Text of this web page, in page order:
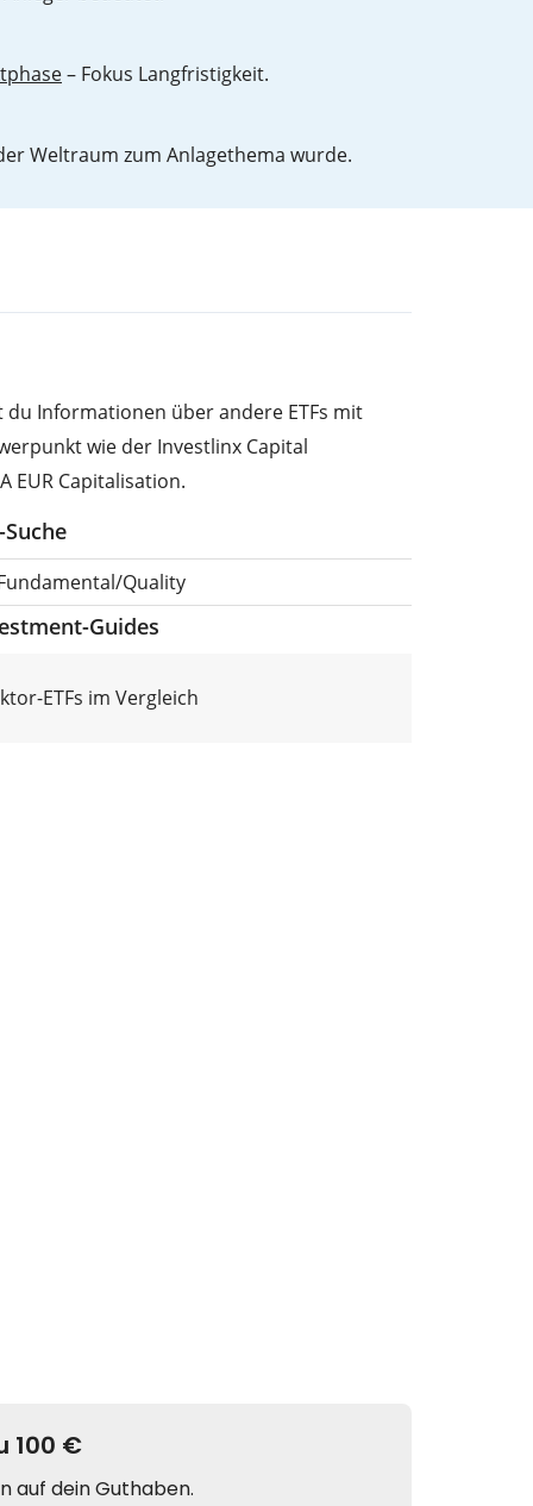
– Fokus Langfristigkeit.
Weltraum zum Anlagethema wurde.
Informationen über andere ETFs mit
wie der Investlinx Capital
EUR Capitalisation.
Quality
Guides
ETFs im Vergleich